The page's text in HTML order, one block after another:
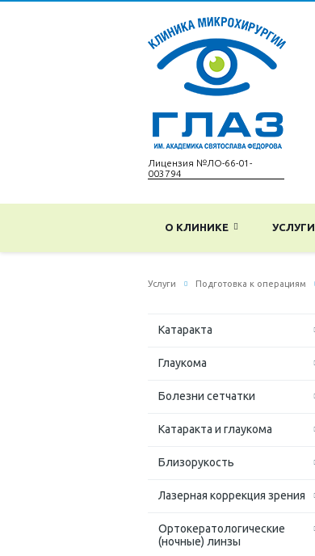
Лицензия №ЛО-66-01-
003794
О КЛИНИКЕ УСЛУГИ
Услуги Подготовка к операциям
Катаракта
Глаукома
Болезни сетчатки
Катаракта и глаукома
Близорукость
Лазерная коррекция зрения
Ортокератологические
(ночные) линзы